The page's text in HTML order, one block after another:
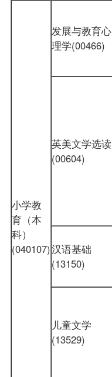
小学教
育（本
科）
(040107)
发展与教育心
理学(00466)
英美文学选读
(00604)
汉语基础
(13150)
儿童文学
(13529)